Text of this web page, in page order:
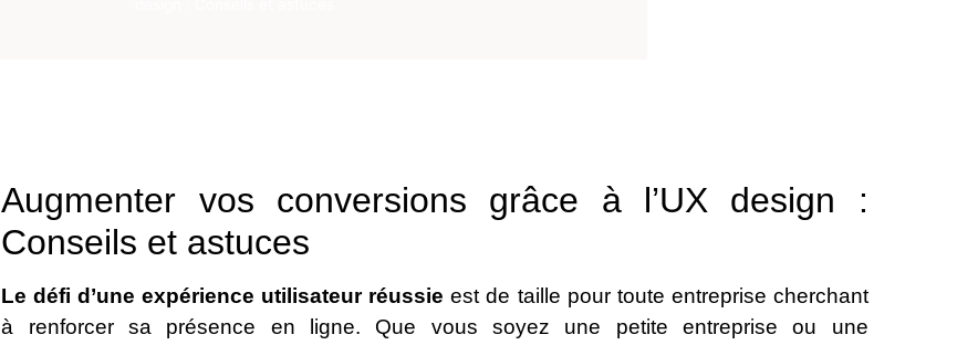
Augmenter vos conversions grâce à l’UX design :
Conseils et astuces
Le défi d’une expérience utilisateur réussie est de taille pour toute entreprise cherchant
à renforcer sa présence en ligne. Que vous soyez une petite entreprise ou une